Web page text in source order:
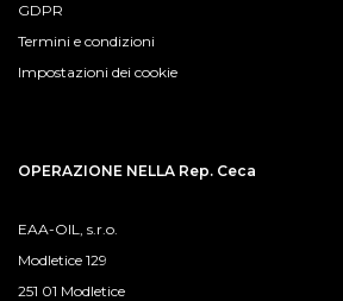
GDPR
Termini e condizioni
Impostazioni dei cookie
OPERAZIONE NELLA Rep. Ceca
EAA-OIL, s.r.o.
Modletice 129
251 01 Modletice